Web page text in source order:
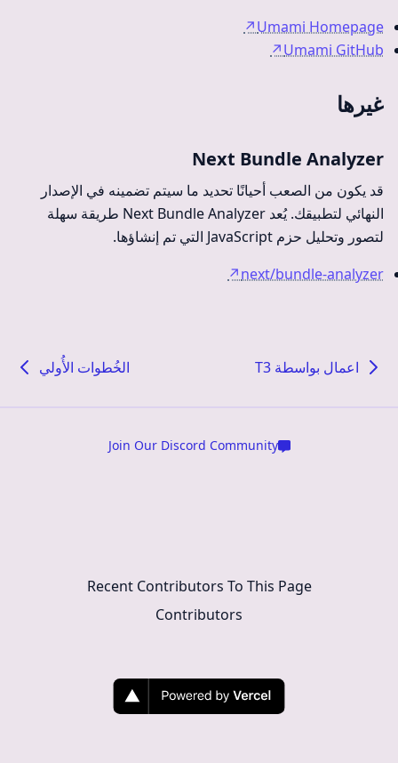
Umami Homepage
↗
Umami GitHub
↗
غيرها
Next Bundle Analyzer
قد يكون من الصعب أحيانًا تحديد ما سيتم تضمينه في الإصدار
النهائي لتطبيقك. يُعد Next Bundle Analyzer طريقة سهلة
لتصور وتحليل حزم JavaScript التي تم إنشاؤها.
next/bundle-analyzer
↗
اعمال بواسطة T3 الخُطوات الأُولي
Join Our Discord Community
Recent Contributors To This Page
Contributors